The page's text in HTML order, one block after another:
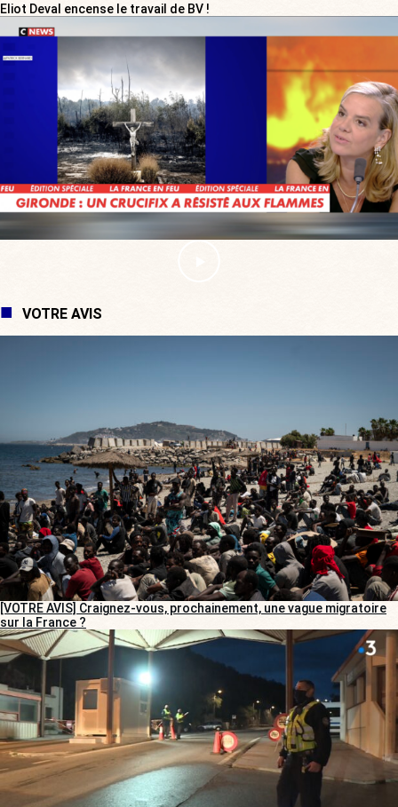
Eliot Deval encense le travail de BV !
VOTRE AVIS
[VOTRE AVIS] Craignez-vous, prochainement, une vague migratoire
sur la France ?